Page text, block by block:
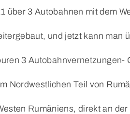
über 3 Autobahnen mit dem
und jetzt kann man
3
Nordwestlichen Teil von
Rumäniens, direkt an